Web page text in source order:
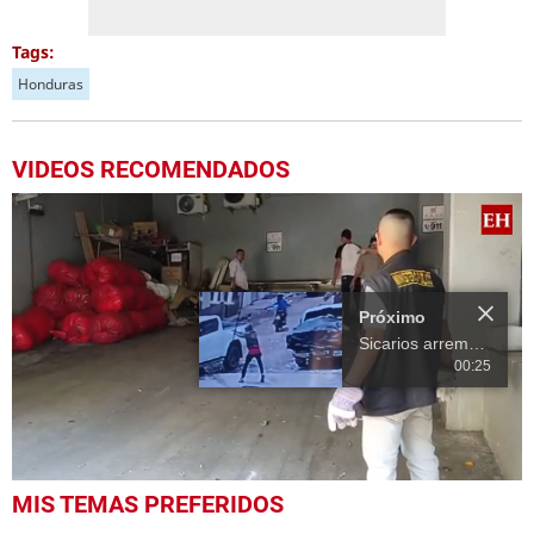
Tags:
Honduras
VIDEOS RECOMENDADOS
seconds
Próximo
00:25
MIS TEMAS PREFERIDOS